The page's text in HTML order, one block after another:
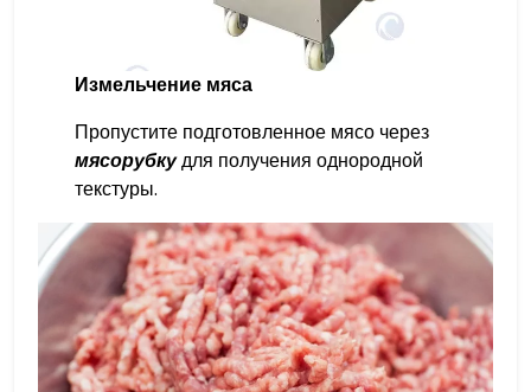
Измельчение мяса
Пропустите подготовленное мясо через
мясорубкудля получения однородной
текстуры.